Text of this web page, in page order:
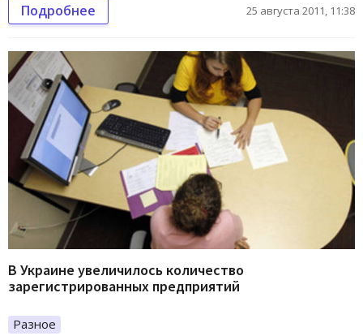
Подробнее 25 августа 2011, 11:38
В Украине увеличилось количество
зарегистрированных предприятий
Разное